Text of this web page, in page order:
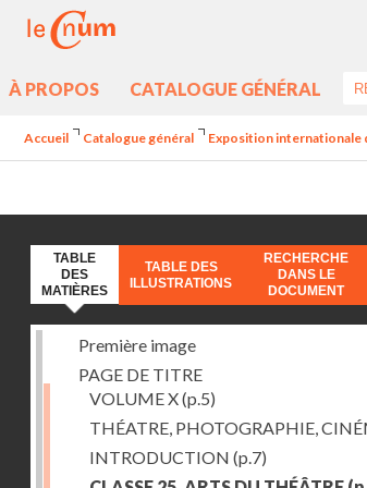
À PROPOS CATALOGUE GÉNÉRAL
Accueil Catalogue général Exposition internationale
TABLE
DES
MATIÈRES
TABLE DES
ILLUSTRATIONS
RECHERCHE
DANS LE
DOCUMENT
Première image
PAGE DE TITRE
VOLUME X(p.5)
THÉATRE, PHOTOGRAPHIE,
INTRODUCTION (p.7)